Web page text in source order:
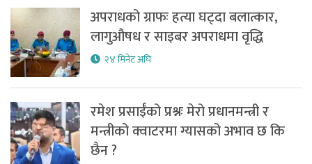
अपराधको ग्राफः हत्या घट्दा बलात्कार,
लागुऔषध र साइबर अपराधमा वृद्धि
२४ मिनेट अघि
रमेश प्रसाईँको प्रश्नः मेरो प्रधानमन्त्री र
मन्त्रीको क्वाटरमा ग्यासको अभाव छ कि
छैन ?